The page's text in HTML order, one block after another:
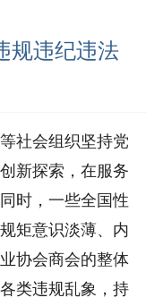
规违纪违法
社会组织坚持党
新探索，在服务
时，一些全国性
矩意识淡薄、内
协会商会的整体
类违规乱象，持